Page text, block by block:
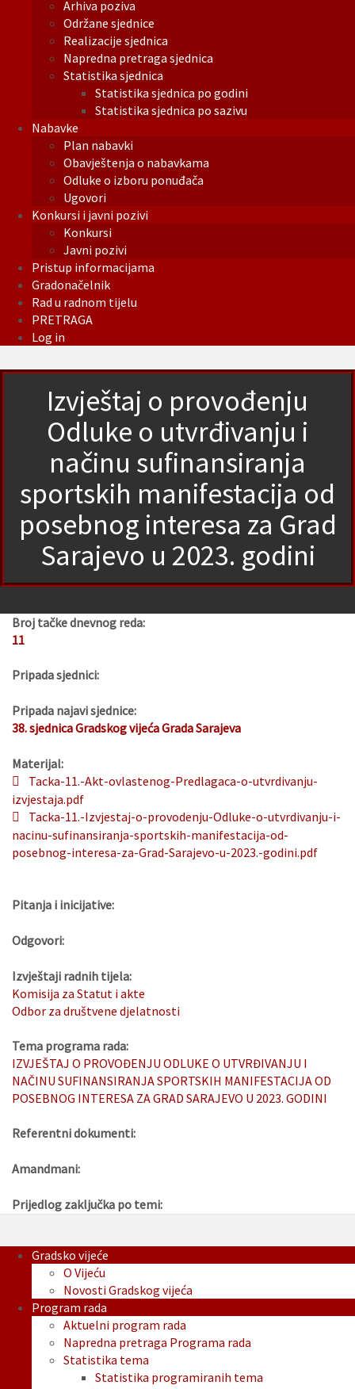
Arhiva poziva
Održane sjednice
Realizacije sjednica
Napredna pretraga sjednica
Statistika sjednica
Statistika sjednica po godini
Statistika sjednica po sazivu
Nabavke
Plan nabavki
Obavještenja o nabavkama
Odluke o izboru ponuđača
Ugovori
Konkursi i javni pozivi
Konkursi
Javni pozivi
Pristup informacijama
Gradonačelnik
Rad u radnom tijelu
PRETRAGA
Log in
Izvještaj o provođenju
Odluke o utvrđivanju i
načinu sufinansiranja
sportskih manifestacija od
posebnog interesa za Grad
Sarajevo u 2023. godini
Broj tačke dnevnog reda:
11
Pripada sjednici:
Pripada najavi sjednice:
38. sjednica Gradskog vijeća Grada Sarajeva
Materijal:
Tacka-11.-Akt-ovlastenog-Predlagaca-o-utvrdivanju-
izvjestaja.pdf
Tacka-11.-Izvjestaj-o-provodenju-Odluke-o-utvrdivanju-i-
nacinu-sufinansiranja-sportskih-manifestacija-od-
posebnog-interesa-za-Grad-Sarajevo-u-2023.-godini.pdf
Pitanja i inicijative:
Odgovori:
Izvještaji radnih tijela:
Komisija za Statut i akte
Odbor za društvene djelatnosti
Tema programa rada:
IZVJEŠTAJ O PROVOĐENJU ODLUKE O UTVRĐIVANJU I
NAČINU SUFINANSIRANJA SPORTSKIH MANIFESTACIJA OD
POSEBNOG INTERESA ZA GRAD SARAJEVO U 2023. GODINI
Referentni dokumenti:
Amandmani:
Prijedlog zaključka po temi:
Gradsko vijeće
O Vijeću
Novosti Gradskog vijeća
Program rada
Aktuelni program rada
Napredna pretraga Programa rada
Statistika tema
Statistika programiranih tema